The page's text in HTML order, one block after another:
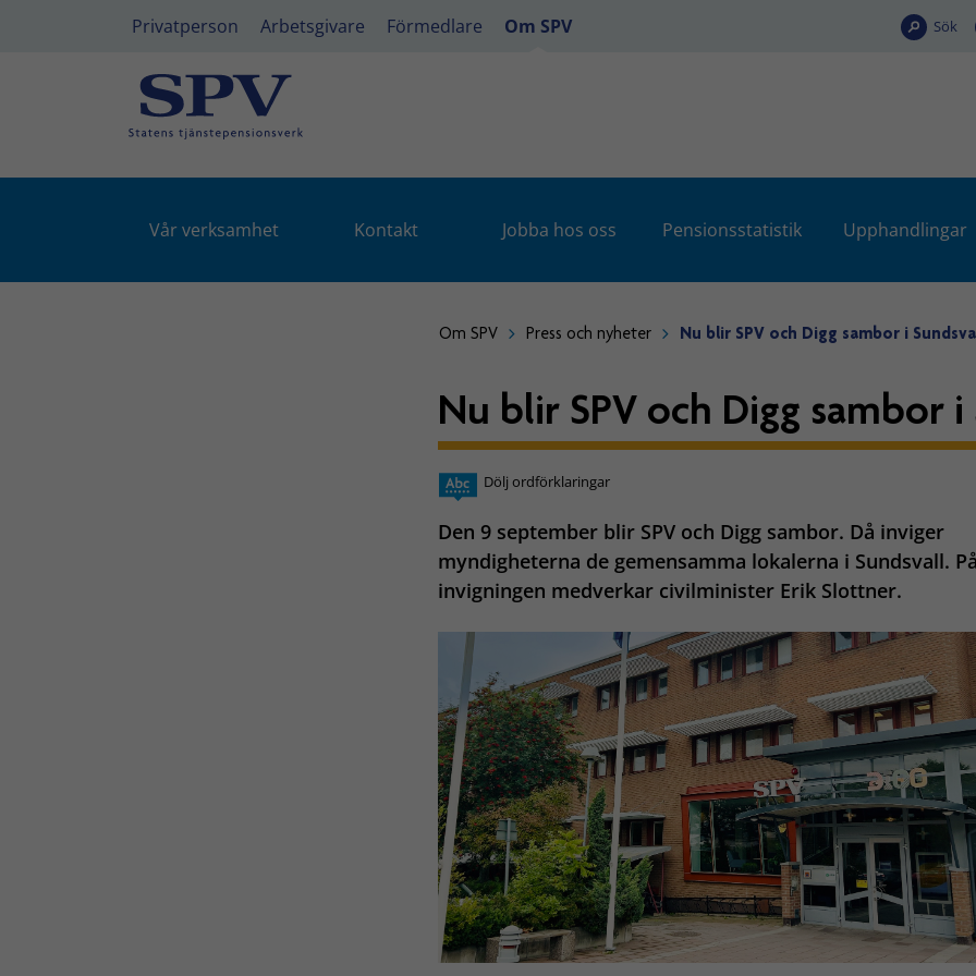
Privatperson Arbetsgivare Förmedlare Om SPV Sök
Vår verksamhet Kontakt Jobba hos oss Pensionsstatistik Upphandlingar
Om SPV Press och nyheter Nu blir SPV och Digg sambor i
Nu blir SPV och Digg sambor i
Dölj ordförklaringar
Den 9 september blir SPV och Digg sambor. Då inviger
myndigheterna de gemensamma lokalerna i Sundsvall.
invigningen medverkar civilminister Erik Slottner.